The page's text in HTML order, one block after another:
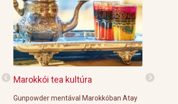
Marokkói tea kultúra
Gunpowder mentával Marokkóban Atay
Grillre